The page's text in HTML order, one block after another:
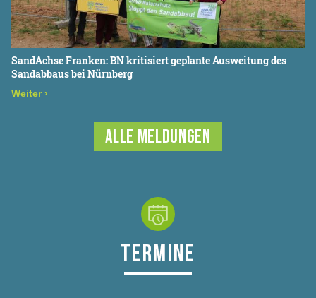
SandAchse Franken: BN kritisiert geplante Ausweitung des
Sandabbaus bei Nürnberg
Weiter ›
ALLE MELDUNGEN
TERMINE